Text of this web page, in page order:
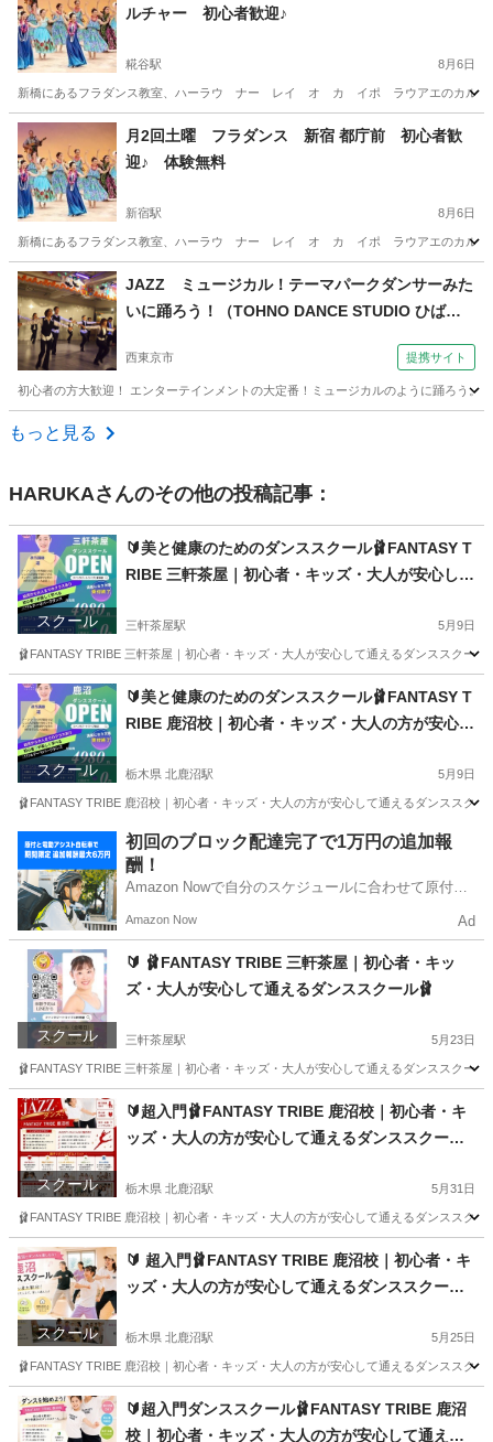
フラダンス 無料ルチャー 初心者歓迎♪
糀谷駅 8月6日
新橋にあるフラダンス教室、ハーラウ ナー レイ オ カ イポ ラウアエのカルチャ
東京 大田区 糀谷駅 フラダンス クラス
月2回土曜 フラダンス 新宿 都庁前 初心者歓
迎♪ 体験無料
新宿駅 8月6日
新橋にあるフラダンス教室、ハーラウ ナー レイ オ カ イポ ラウアエのカルチャ
東京 新宿区 フラダンス
JAZZ ミュージカル！テーマパークダンサーみた
いに踊ろう！（TOHNO DANCE STUDIO ひばり
西東京市 提携サイト
初心者の方大歓迎！ エンターテインメントの大定番！ミュージカルのように踊ろう
東京 西東京市
もっと見る
HARUKAさんのその他の投稿記事：
スクール
🔰美と健康のためのダンススクール🩰FANTASY T
RIBE 三軒茶屋｜初心者・キッズ・大人が安心して
三軒茶屋駅 5月9日
🩰FANTASY TRIBE 三軒茶屋｜初心者・キッズ・大人が安心して通えるダンススクー
東京 世田谷区 三軒茶屋駅 ダンス 初心者
スクール
🔰美と健康のためのダンススクール🩰FANTASY T
RIBE 鹿沼校｜初心者・キッズ・大人の方が安心し
栃木県 北鹿沼駅 5月9日
🩰FANTASY TRIBE 鹿沼校｜初心者・キッズ・大人の方が安心して通えるダンススク
北鹿沼駅 ジャズダンス 初心者
初回のブロック配達完了で1万円の追加報
酬！
Amazon Nowで自分のスケジュールに合わせて原付や
う！
Amazon Now Ad
スクール
🔰 🩰FANTASY TRIBE 三軒茶屋｜初心者・キッ
ズ・大人が安心して通えるダンススクール🩰
三軒茶屋駅 5月23日
🩰FANTASY TRIBE 三軒茶屋｜初心者・キッズ・大人が安心して通えるダンススクー
東京 世田谷区 三軒茶屋駅 初心者
スクール
🔰超入門🩰FANTASY TRIBE 鹿沼校｜初心者・キ
ッズ・大人の方が安心して通えるダンススクール
栃木県 北鹿沼駅 5月31日
🩰FANTASY TRIBE 鹿沼校｜初心者・キッズ・大人の方が安心して通えるダンススク
栃木 鹿沼市 北鹿沼駅 初心者
スクール
🔰 超入門🩰FANTASY TRIBE 鹿沼校｜初心者・キ
ッズ・大人の方が安心して通えるダンススクール
栃木県 北鹿沼駅 5月25日
🩰FANTASY TRIBE 鹿沼校｜初心者・キッズ・大人の方が安心して通えるダンススク
栃木 鹿沼市 北鹿沼駅 ジャズダンス
🔰超入門ダンススクール🩰FANTASY TRIBE 鹿沼
校｜初心者・キッズ・大人の方が安心して通える